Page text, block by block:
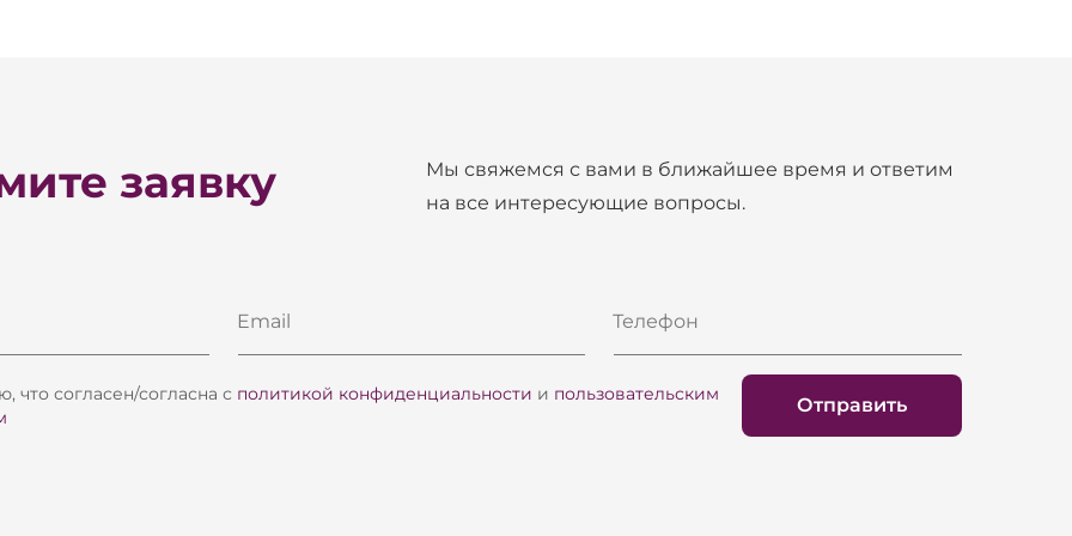
заявку
Мы свяжемся с вами в ближайшее время и ответим
на все интересующие вопросы.
Email Телефон
что согласен/согласна с политикой конфиденциальности и пользовательским
Отправить